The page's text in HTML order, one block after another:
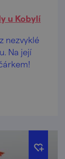
u Kobylí
nezvyklé
Na její